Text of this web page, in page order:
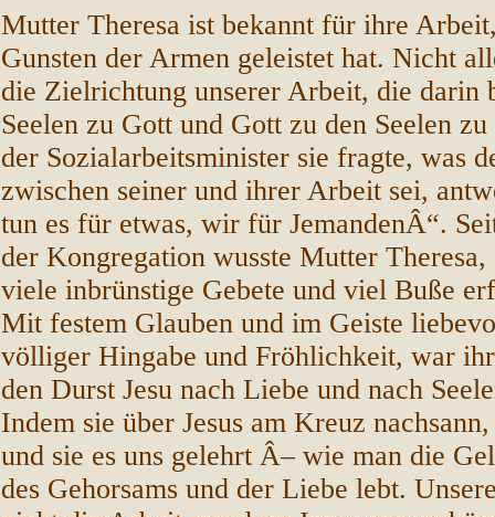
Mutter Theresa ist bekannt für ihre
Gunsten der Armen geleistet hat. Nicht
die Zielrichtung unserer Arbeit, die darin
Seelen zu Gott und Gott zu den Seelen
der Sozialarbeitsminister sie fragte, was
zwischen seiner und ihrer Arbeit sei,
tun es für etwas, wir für JemandenÂ“.
der Kongregation wusste Mutter
viele inbrünstige Gebete und viel Buße
Mit festem Glauben und im Geiste
völliger Hingabe und Fröhlichkeit, war
den Durst Jesu nach Liebe und nach
Indem sie über Jesus am Kreuz
und sie es uns gelehrt Â– wie man die
des Gehorsams und der Liebe lebt.